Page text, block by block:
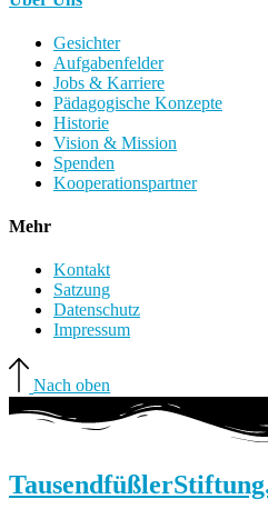
Gesichter
Aufgabenfelder
Jobs & Karriere
Pädagogische Konzepte
Historie
Vision & Mission
Spenden
Kooperationspartner
Mehr
Kontakt
Satzung
Datenschutz
Impressum
Nach oben
Tausendfüßler